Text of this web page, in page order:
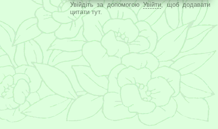
Увійдіть за допомогоюУвійти, щоб додавати
цитати тут.